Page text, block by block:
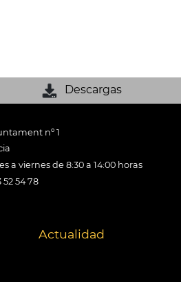
Descargas
nº 1
a viernes de 8:30 a 14:00 horas
52 54 78
Actualidad